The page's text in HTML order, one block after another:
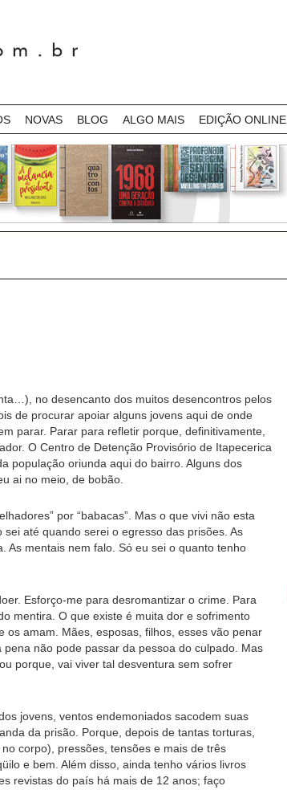
NOVAS BLOG ALGO MAIS EDIÇÃO ONLINE
no desencanto dos muitos desencontros pelos
de procurar apoiar alguns jovens aqui de onde
parar. Parar para refletir porque, definitivamente,
O Centro de Detenção Provisório de Itapecerica
população oriunda aqui do bairro. Alguns dos
ai no meio, de bobão.
por “babacas”. Mas o que vivi não esta
até quando serei o egresso das prisões. As
As mentais nem falo. Só eu sei o quanto tenho
Esforço-me para desromantizar o crime. Para
mentira. O que existe é muita dor e sofrimento
os amam. Mães, esposas, filhos, esses vão penar
não pode passar da pessoa do culpado. Mas
porque, vai viver tal desventura sem sofrer
jovens, ventos endemoniados sacodem suas
da prisão. Porque, depois de tantas torturas,
corpo), pressões, tensões e mais de três
e bem. Além disso, ainda tenho vários livros
revistas do país há mais de 12 anos; faço